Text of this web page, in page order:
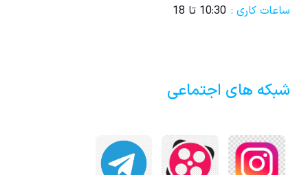
ساعات کاری : 10:30 تا 18
شبکه های اجتماعی